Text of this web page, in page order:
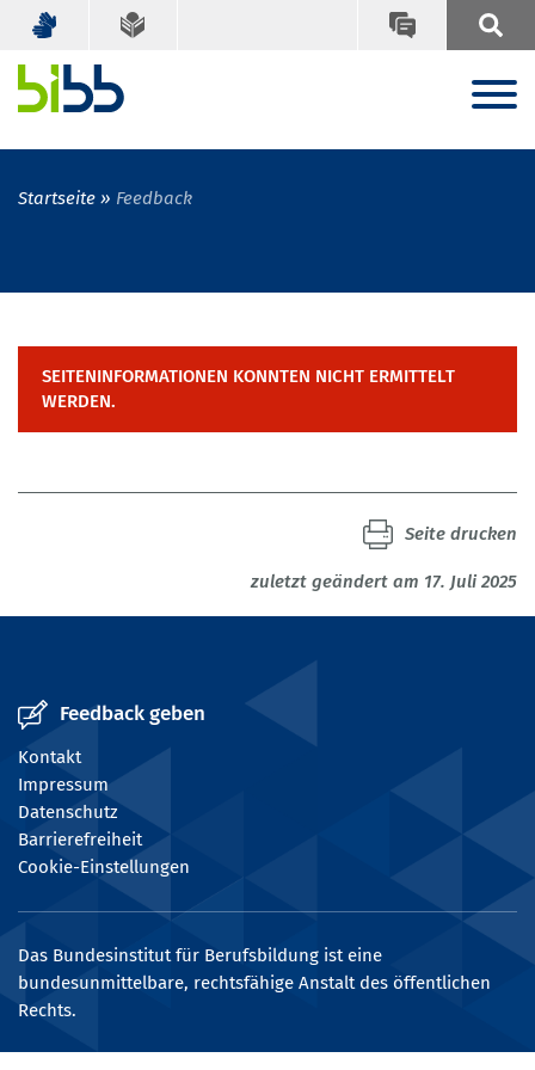
Startseite Feedback
SEITENINFORMATIONEN KONNTEN NICHT ERMITTELT
WERDEN.
zuletzt geändert am 17. Juli 2025
Seite drucken
Feedback geben
Kontakt
Impressum
Datenschutz
Barrierefreiheit
Cookie-Einstellungen
Das Bundesinstitut für Berufsbildung ist eine
bundesunmittelbare, rechtsfähige Anstalt des öffentlichen
Rechts.